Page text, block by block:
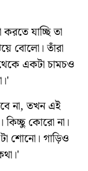
যাচ্ছি তা
বোলো। তাঁরা
একটা চামচও
না, তখন এই
কিচ্ছু কোরো না।
শোনো। গাড়িও